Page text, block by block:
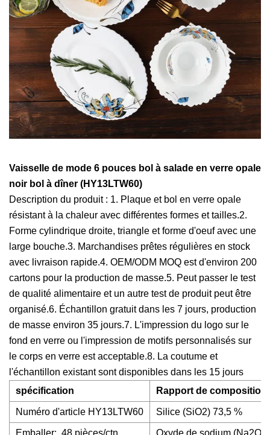
Vaisselle de mode 6 pouces bol à salade en verre opale
noir bol à dîner (HY13LTW60)
Description du produit : 1. Plaque et bol en verre opale
résistant à la chaleur avec différentes formes et tailles.2.
Forme cylindrique droite, triangle et forme d'oeuf avec une
large bouche.3. Marchandises prêtes régulières en stock
avec livraison rapide.4. OEM/ODM MOQ est d'environ 200
cartons pour la production de masse.5. Peut passer le test
de qualité alimentaire et un autre test de produit peut être
organisé.6. Échantillon gratuit dans les 7 jours, production
de masse environ 35 jours.7. L'impression du logo sur le
fond en verre ou l'impression de motifs personnalisés sur
le corps en verre est acceptable.8. La coutume et
l'échantillon existant sont disponibles dans les 15 jours
spécification
Rapport de composition
Numéro d'article HY13LTW60 Silice (SiO2) 73,5 %
Emballer:. 48 pièces/ctn Oxyde de sodium (Na2O)